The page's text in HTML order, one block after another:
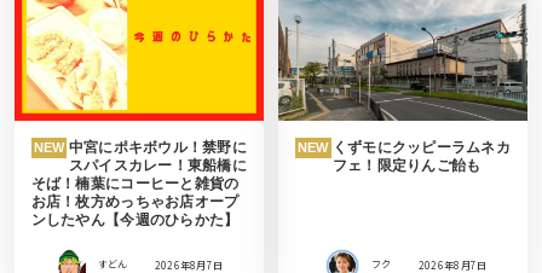
NEW 中宮にポキボウル！禁野に
スパイスカレー！東船橋に
そば！楠葉にコーヒーと雑貨の
お店！枚方めっちゃお店オープ
ンしたやん【今週のひらかた】
すどん 2026年8月7日
NEW くずモにクッピーラムネカ
フェ！限定りんご飴も
フク 2026年8月7日